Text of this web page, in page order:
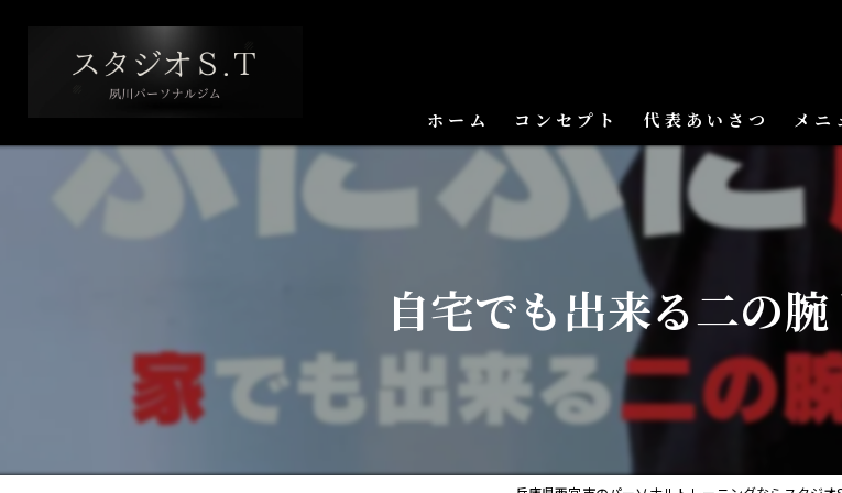
ホーム コンセプト 代表あいさつ メニ
自宅でも出来る二の